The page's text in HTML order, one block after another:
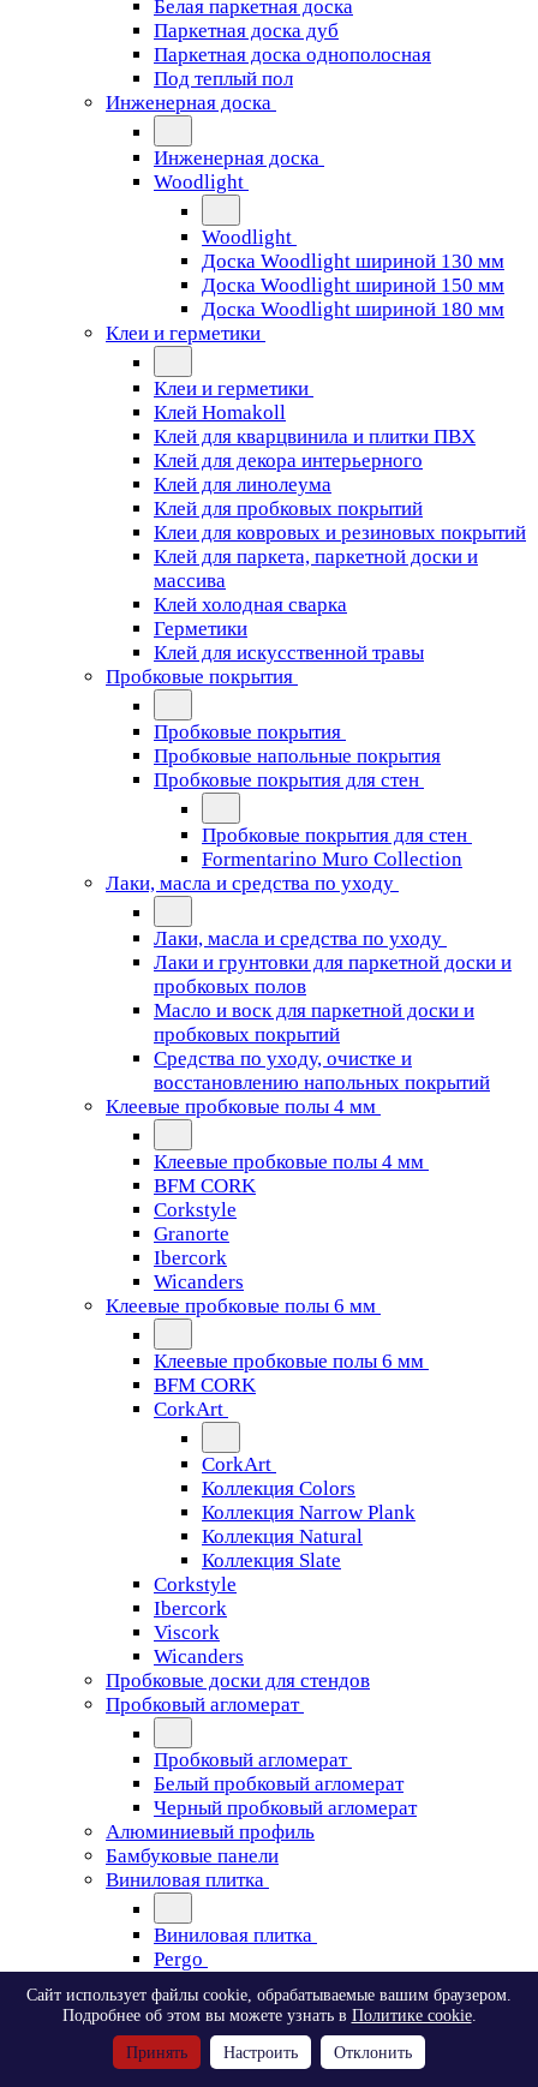
Белая паркетная доска
Паркетная доска дуб
Паркетная доска однополосная
Под теплый пол
Инженерная доска
Инженерная доска
Woodlight
Woodlight
Доска Woodlight шириной 130 мм
Доска Woodlight шириной 150 мм
Доска Woodlight шириной 180 мм
Клеи и герметики
Клеи и герметики
Клей Homakoll
Клей для кварцвинила и плитки ПВХ
Клей для декора интерьерного
Клей для линолеума
Клей для пробковых покрытий
Клеи для ковровых и резиновых покрытий
Клей для паркета, паркетной доски и
массива
Клей холодная сварка
Герметики
Клей для искусственной травы
Пробковые покрытия
Пробковые покрытия
Пробковые напольные покрытия
Пробковые покрытия для стен
Пробковые покрытия для стен
Formentarino Muro Collection
Лаки, масла и средства по уходу
Лаки, масла и средства по уходу
Лаки и грунтовки для паркетной доски и
пробковых полов
Масло и воск для паркетной доски и
пробковых покрытий
Средства по уходу, очистке и
восстановлению напольных покрытий
Клеевые пробковые полы 4 мм
Клеевые пробковые полы 4 мм
BFM CORK
Corkstyle
Granorte
Ibercork
Wicanders
Клеевые пробковые полы 6 мм
Клеевые пробковые полы 6 мм
BFM CORK
CorkArt
CorkArt
Коллекция Colors
Коллекция Narrow Plank
Коллекция Natural
Коллекция Slate
Corkstyle
Ibercork
Viscork
Wicanders
Пробковые доски для стендов
Пробковый агломерат
Пробковый агломерат
Белый пробковый агломерат
Черный пробковый агломерат
Алюминиевый профиль
Бамбуковые панели
Виниловая плитка
Виниловая плитка
Pergo
Pergo
Classic Plank Optimum Glue
Modern Plank Optimum Glue
Сайт использует файлы cookie, обрабатываемые вашим браузером.
Подробнее об этом вы можете узнать в Политике cookie.
Принять Настроить Отклонить